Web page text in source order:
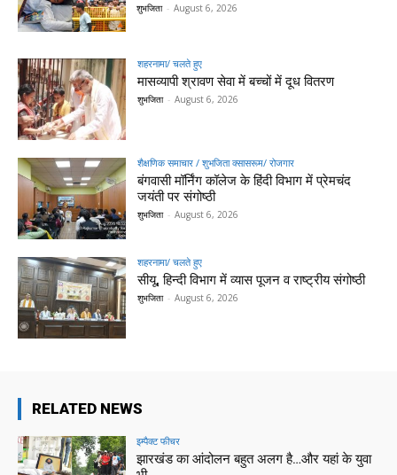
शुभजिता - August 6, 2026
शहरनामा/ चलते हुए
मासव्यापी श्रावण सेवा में बच्चों में दूध वितरण
शुभजिता - August 6, 2026
शैक्षणिक समाचार / शुभजिता क्सासरूम/ रोजगार
बंगवासी मॉर्निंग कॉलेज के हिंदी विभाग में प्रेमचंद
जयंती पर संगोष्ठी
शुभजिता - August 6, 2026
शहरनामा/ चलते हुए
सीयू, हिन्दी विभाग में व्यास पूजन व राष्ट्रीय संगोष्ठी
शुभजिता - August 6, 2026
RELATED NEWS
इम्पैक्ट फीचर
झारखंड का आंदोलन बहुत अलग है…और यहां के युवा